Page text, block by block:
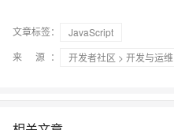
文章标签：
JavaScript
来 源：
开发者社区 > 开发与运维